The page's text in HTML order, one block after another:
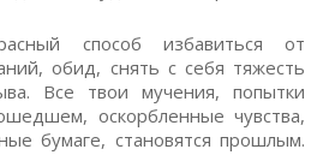
способ избавиться от
обид, снять с себя тяжесть
Все твои мучения, попытки
оскорбленные чувства,
бумаге, становятся прошлым.